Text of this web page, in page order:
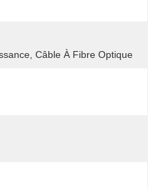
Câble À Fibre Optique